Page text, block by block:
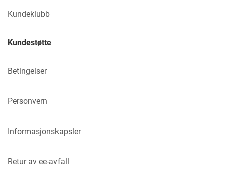
Kundeklubb
Kundestøtte
Betingelser
Personvern
Informasjonskapsler
Retur av ee-avfall